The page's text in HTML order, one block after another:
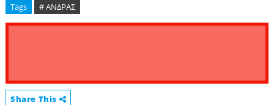
Tags # ΑΝΔΡΑΣ
Share This